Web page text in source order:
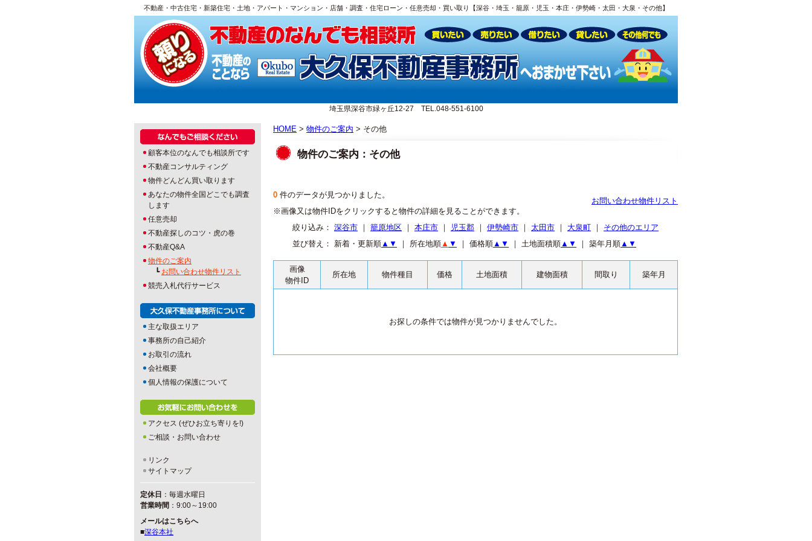
不動産・中古住宅・新築住宅・土地・アパート・マンション・店舗・調査・住宅ローン・任意売却・買い取り【深谷・埼玉・籠原・児玉・本庄・伊勢崎・太田・大泉・その他】
埼玉県深谷市緑ヶ丘12-27 TEL.048-551-6100
HOME > 物件のご案内 > その他
物件のご案内：その他
0 件のデータが見つかりました。
※画像又は物件IDをクリックすると物件の詳細を見ることができます。
お問い合わせ物件リスト
絞り込み： 深谷市 ｜ 籠原地区 ｜ 本庄市 ｜ 児玉郡 ｜ 伊勢崎市 ｜ 太田市 ｜ 大泉町 ｜ その他のエリア
並び替え： 新着・更新順▲ ▼ ｜ 所在地順▲ ▼ ｜ 価格順▲ ▼ ｜ 土地面積順▲ ▼ ｜ 築年月順▲ ▼
画像
物件ID
所在地 物件種目 価格 土地面積 建物面積 間取り 築年月
お探しの条件では物件が見つかりませんでした。
顧客本位のなんでも相談所です
不動産コンサルティング
物件どんどん買い取ります
あなたの物件全国どこでも調査
します
任意売却
不動産探しのコツ・虎の巻
不動産Q&A
物件のご案内
┗ お問い合わせ物件リスト
競売入札代行サービス
主な取扱エリア
事務所の自己紹介
お取引の流れ
会社概要
個人情報の保護について
アクセス (ぜひお立ち寄りを!)
ご相談・お問い合わせ
リンク
サイトマップ
定休日 ：毎週水曜日
営業時間 ：9:00～19:00
メールはこちらへ
■深谷本社